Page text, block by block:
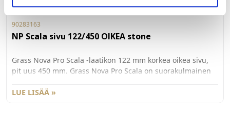
90283163
NP Scala sivu 122/450 OIKEA stone
Grass Nova Pro Scala -laatikon 122 mm korkea oikea sivu,
pit uus 450 mm. Grass Nova Pro Scala on suorakulmainen
maksimoitu. Väri St one. Pakkauskoko 20kpl/ltk.
LUE LISÄÄ »